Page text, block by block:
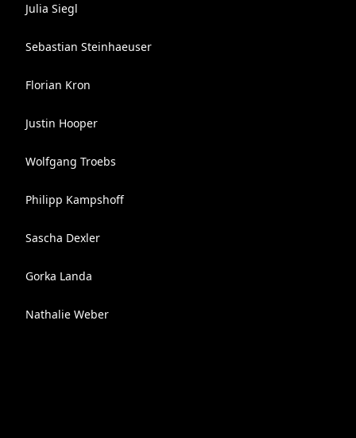
Julia Siegl
Sebastian Steinhaeuser
Florian Kron
Justin Hooper
Wolfgang Troebs
Philipp Kampshoff
Sascha Dexler
Gorka Landa
Nathalie Weber